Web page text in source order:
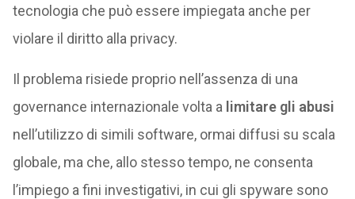
tecnologia che può essere impiegata anche per
violare il diritto alla privacy.
Il problema risiede proprio nell’assenza di una
governance internazionale volta a limitare gli abusi
nell’utilizzo di simili software, ormai diffusi su scala
globale, ma che, allo stesso tempo, ne consenta
l’impiego a fini investigativi, in cui gli spyware sono